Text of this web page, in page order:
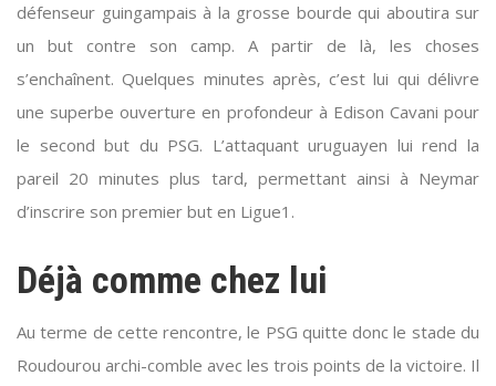
défenseur guingampais à la grosse bourde qui aboutira sur
un but contre son camp. A partir de là, les choses
s’enchaînent. Quelques minutes après, c’est lui qui délivre
une superbe ouverture en profondeur à Edison Cavani pour
le second but du PSG. L’attaquant uruguayen lui rend la
pareil 20 minutes plus tard, permettant ainsi à Neymar
d’inscrire son premier but en Ligue1.
Déjà comme chez lui
Au terme de cette rencontre, le PSG quitte donc le stade du
Roudourou archi-comble avec les trois points de la victoire. Il